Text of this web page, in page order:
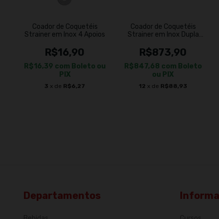
Coador de Coquetéis
Strainer em Inox 4 Apoios
R$16,90
R$16,39 com Boleto ou
PIX
3 x de R$6,27
Coador de Coquetéis
Strainer em Inox Dupla
R$873,90
R$847,68 com Boleto
ou PIX
12 x de R$88,93
Departamentos